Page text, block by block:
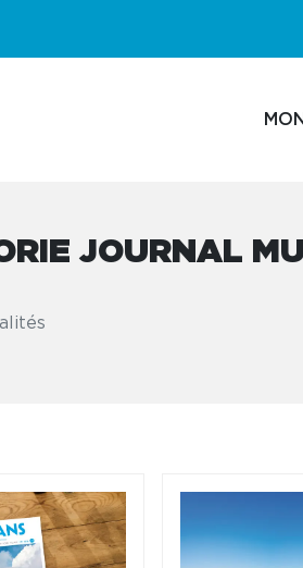
JOURNAL